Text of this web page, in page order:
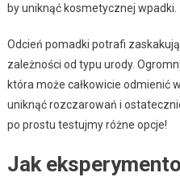
by uniknąć kosmetycznej wpadki.
Odcień pomadki potrafi
zależności od typu urody.
która może całkowicie odmienić
uniknąć rozczarowań i
po prostu testujmy różne opcje!
Jak